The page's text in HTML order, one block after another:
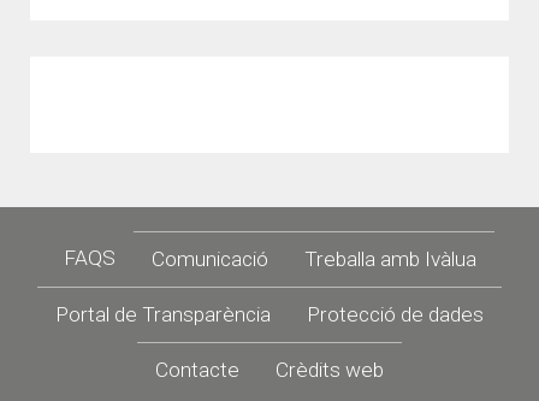
Footer
FAQS Comunicació Treballa amb Ivàlua
Portal de Transparència Protecció de dades
Contacte Crèdits web